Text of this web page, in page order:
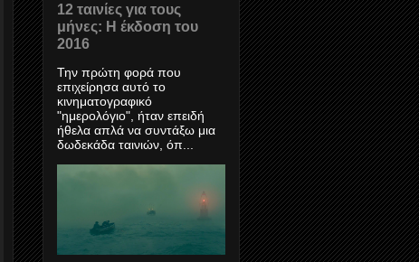
12 ταινίες για τους
μήνες: Η έκδοση του
2016
Την πρώτη φορά που
επιχείρησα αυτό το
κινηματογραφικό
"ημερολόγιο", ήταν επειδή
ήθελα απλά να συντάξω μια
δωδεκάδα ταινιών, όπ...